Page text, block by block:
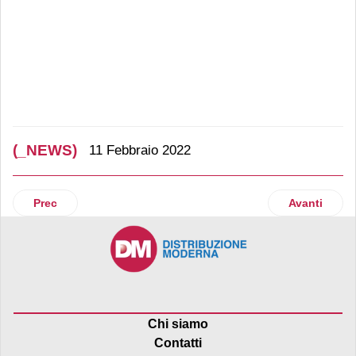
(_NEWS) 11 Febbraio 2022
Articolo precedente: Frullà classico pera-banana: tra
Prec Articolo
Avanti
Chi siamo
Contatti